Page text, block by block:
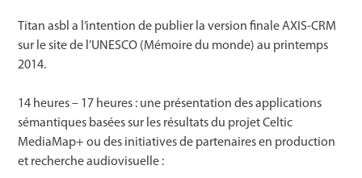
Titan asbl a l’intention de publier la version finale AXIS-CRM
sur le site de l’UNESCO (Mémoire du monde) au printemps
2014.
14 heures – 17 heures : une présentation des applications
sémantiques basées sur les résultats du projet Celtic
MediaMap+ ou des initiatives de partenaires en production
et recherche audiovisuelle :